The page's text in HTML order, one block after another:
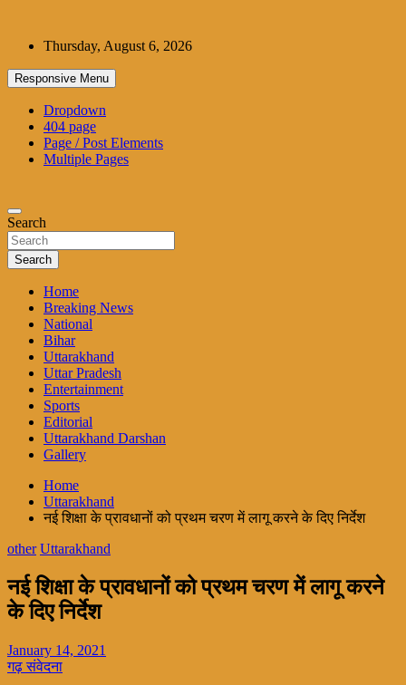
contentThursday, August 6, 2026
Responsive Menu
Dropdown
404 page
Page / Post Elements
Multiple Pages
Search
Search
Home
Breaking News
National
Bihar
Uttarakhand
Uttar Pradesh
Entertainment
Sports
Editorial
Uttarakhand Darshan
Gallery
Home
Uttarakhand
नई शिक्षा के प्रावधानों को प्रथम चरण में लागू करने के दिए निर्देश
other Uttarakhand
नई शिक्षा के प्रावधानों को प्रथम चरण में लागू करने
के दिए निर्देश
January 14, 2021
गढ़ संवेदना